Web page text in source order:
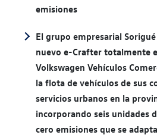
emisiones
El grupo empresarial
nuevo e-Crafter totalmente
Volkswagen Vehículos
la flota de vehículos de sus
servicios urbanos en la
incorporando seis unidades
cero emisiones que se